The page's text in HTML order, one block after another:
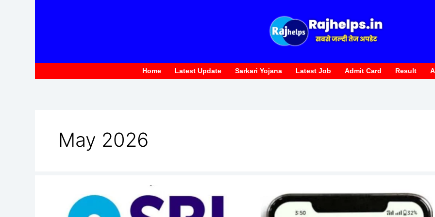
Home Latest Update Sarkari Yojana Latest Job Admit Card Result
May 2026